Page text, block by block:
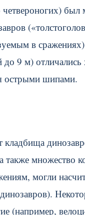
был
в
до 9 м)
острыми шипами.
множество
могли
(например,